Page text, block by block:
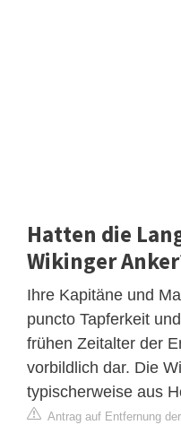
Hatten die
Wikinger
Ihre Kapitäne und
puncto Tapferkeit
frühen Zeitalter der
vorbildlich dar. Die
typischerweise aus
Antrag auf Entfernung